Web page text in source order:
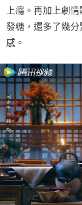
上癮。再加上劇
發糖，還多了幾
感。